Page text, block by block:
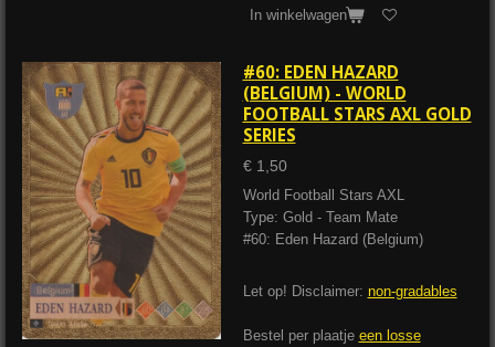
In winkelwagen
#60: EDEN HAZARD
(BELGIUM) - WORLD
FOOTBALL STARS AXL GOLD
SERIES
€ 1,50
World Football Stars AXL
Type: Gold - Team Mate
#60: Eden Hazard (Belgium)
Let op! Disclaimer: non-gradables
Bestel per plaatje een losse